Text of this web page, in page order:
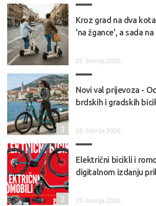
Kroz grad na dva
'na žgance', a sada
25. travnja 2026.
Novi val prijevoza -
brdskih i gradskih
25. travnja 2026.
3
Električni bicikli i
digitalnom izdanju
25. travnja 2026.
2